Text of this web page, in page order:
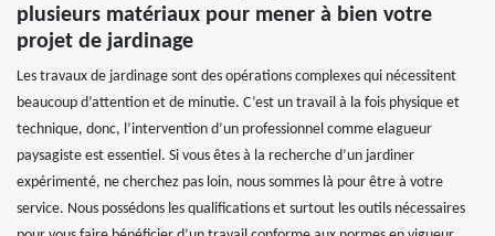
plusieurs matériaux pour mener à bien votre
projet de jardinage
Les travaux de jardinage sont des opérations complexes qui nécessitent
beaucoup d’attention et de minutie. C’est un travail à la fois physique et
technique, donc, l’intervention d’un professionnel comme elagueur
paysagiste est essentiel. Si vous êtes à la recherche d’un jardiner
expérimenté, ne cherchez pas loin, nous sommes là pour être à votre
service. Nous possédons les qualifications et surtout les outils nécessaires